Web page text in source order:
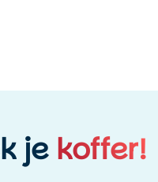
je koffer!